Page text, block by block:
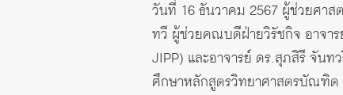
วันที่ 16 ธันวาคม 2567 ผู้ช่วยศา
ทวี ผู้ช่วยคณบดีฝ่ายวิรัชกิจ อาจา
JIPP) และอาจารย์ ดร.สุภสิรี จัน
ศึกษาหลักสูตรวิทยาศาสตรบัณฑิต